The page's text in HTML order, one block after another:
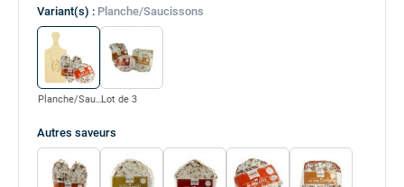
Variant(s) : Planche/Saucissons
Planche/SaucissonsLot de 3
Autres saveurs